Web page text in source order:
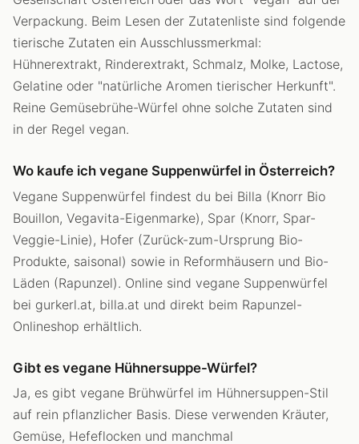
Verpackung. Beim Lesen der Zutatenliste sind folgende
tierische Zutaten ein Ausschlussmerkmal:
Hühnerextrakt, Rinderextrakt, Schmalz, Molke, Lactose,
Gelatine oder "natürliche Aromen tierischer Herkunft".
Reine Gemüsebrühe-Würfel ohne solche Zutaten sind
in der Regel vegan.
Wo kaufe ich vegane Suppenwürfel in Österreich?
Vegane Suppenwürfel findest du bei Billa (Knorr Bio
Bouillon, Vegavita-Eigenmarke), Spar (Knorr, Spar-
Veggie-Linie), Hofer (Zurück-zum-Ursprung Bio-
Produkte, saisonal) sowie in Reformhäusern und Bio-
Läden (Rapunzel). Online sind vegane Suppenwürfel
bei gurkerl.at, billa.at und direkt beim Rapunzel-
Onlineshop erhältlich.
Gibt es vegane Hühnersuppe-Würfel?
Ja, es gibt vegane Brühwürfel im Hühnersuppen-Stil
auf rein pflanzlicher Basis. Diese verwenden Kräuter,
Gemüse, Hefeflocken und manchmal